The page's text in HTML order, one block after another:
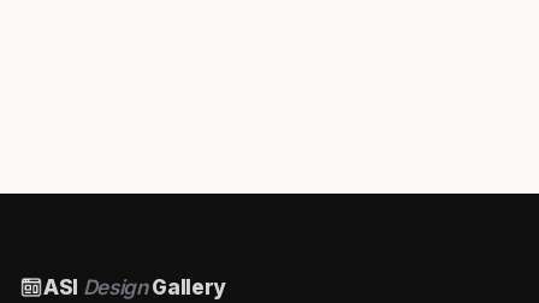
ASI DesignGallery